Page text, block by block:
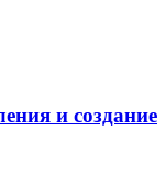
и создание